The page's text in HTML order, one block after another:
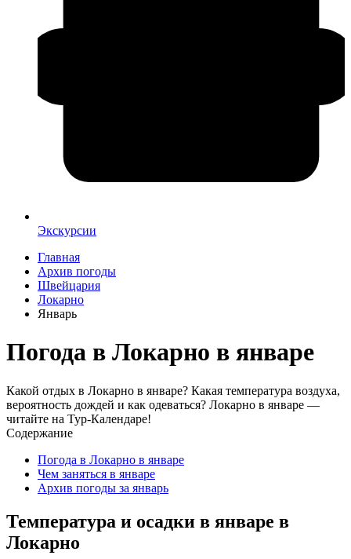
Экскурсии
Главная
Архив погоды
Швейцария
Локарно
Январь
Погода в Локарно в январе
Какой отдых в Локарно в январе? Какая температура воздуха,
вероятность дождей и как одеваться? Локарно в январе —
читайте на Тур-Календаре!
Содержание
Погода в Локарно в январе
Чем заняться в январе
Архив погоды за январь
Температура и осадки в январе в
Локарно